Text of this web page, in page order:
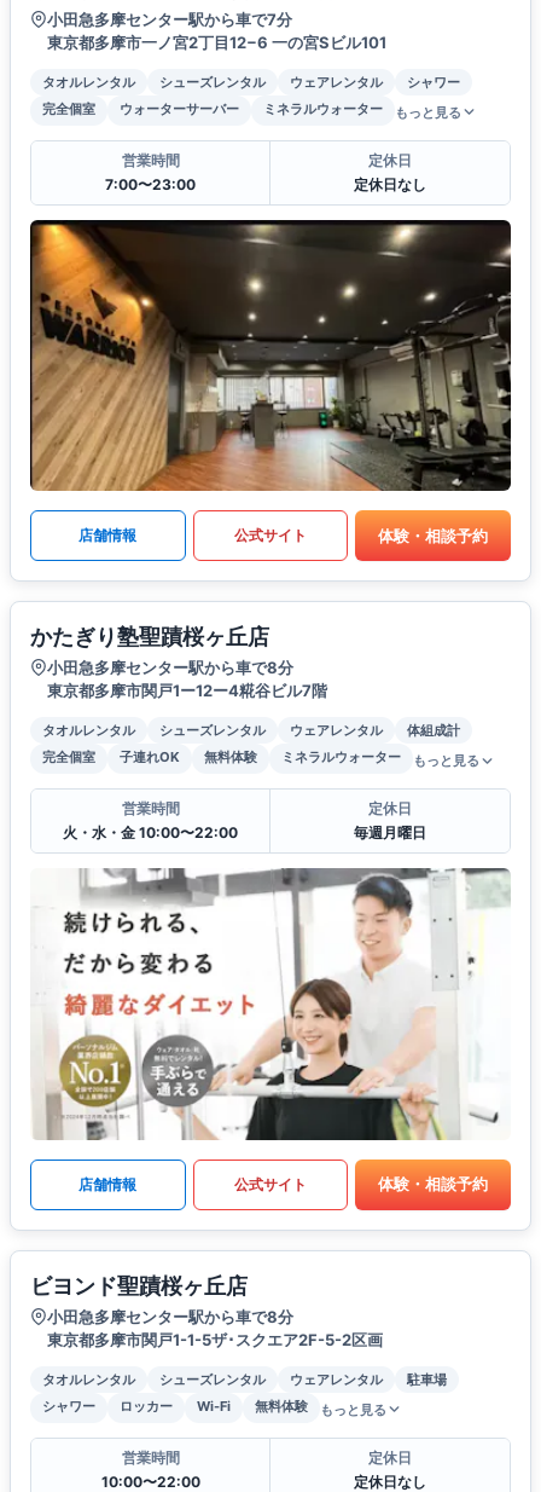
小田急多摩センター駅から車で7分
東京都多摩市一ノ宮2丁目12−6 一の宮Sビル101
タオルレンタル シューズレンタル ウェアレンタル
シャワー
完全個室
ウォーターサーバー ミネラルウォーター もっと見る
営業時間
7:00〜23:00
定休日
定休日なし
店舗情報 公式サイト 体験・相談予約
かたぎり塾聖蹟桜ヶ丘店
小田急多摩センター駅から車で8分
東京都多摩市関戸1ー12ー4糀谷ビル7階
タオルレンタル シューズレンタル ウェアレンタル
体組成計
完全個室
子連れOK 無料体験 ミネラルウォーター もっと見る
営業時間
火・水・金 10:00〜22:00
定休日
毎週月曜日
店舗情報 公式サイト 体験・相談予約
ビヨンド聖蹟桜ヶ丘店
小田急多摩センター駅から車で8分
東京都多摩市関戸1-1-5ザ･スクエア2F-5-2区画
タオルレンタル シューズレンタル ウェアレンタル
駐車場
シャワー
ロッカー Wi-Fi 無料体験 もっと見る
営業時間
10:00〜22:00
定休日
定休日なし